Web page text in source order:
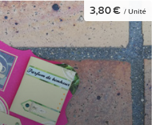
3,80 € / Unité